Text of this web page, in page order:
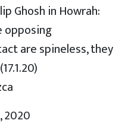
Ghosh in Howrah:
opposing
are spineless, they
2020